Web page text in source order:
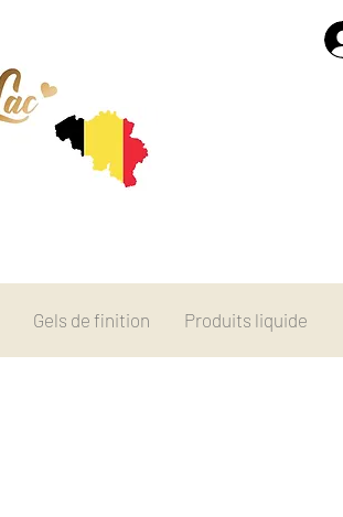
Gels de finition Produits liquide